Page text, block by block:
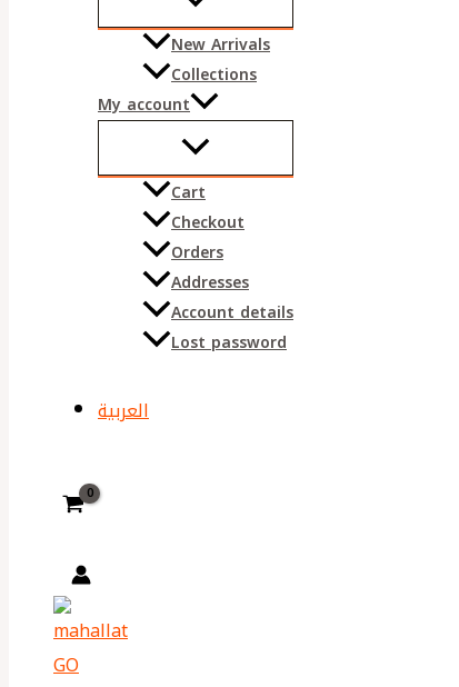
New Arrivals
Collections
My account
Cart
Checkout
Orders
Addresses
Account details
Lost password
العربية